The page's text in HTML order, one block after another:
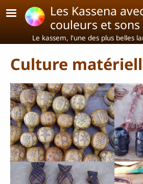
Aller au contenu principal
Les Kassena
couleurs et sons
Le kassem, l'une des plus belles
Culture